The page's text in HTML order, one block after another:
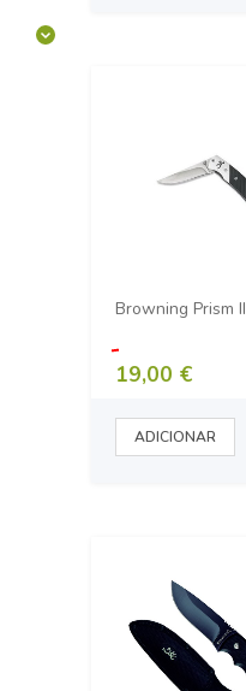
Browning Prism II
19,00 €